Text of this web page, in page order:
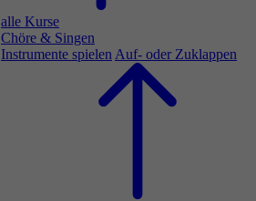
alle Kurse
Chöre & Singen
Instrumente spielen Auf- oder Zuklappen